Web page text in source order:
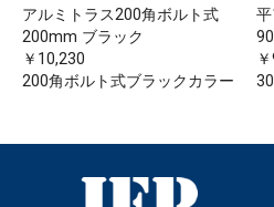
アルミトラス200角ボルト式
200mm ブラック
￥10,230
200角ボルト式ブラックカラー